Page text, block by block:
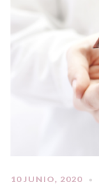
10 JUNIO, 2020